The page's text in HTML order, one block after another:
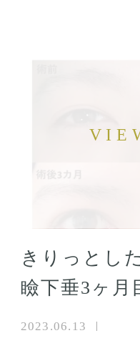
きりっとし
瞼下垂3ヶ月
2023.06.13